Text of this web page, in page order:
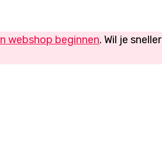
webshop beginnen. Wil je sneller